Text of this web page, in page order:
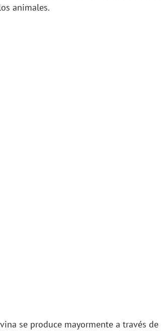
animales.
se produce mayormente a través de